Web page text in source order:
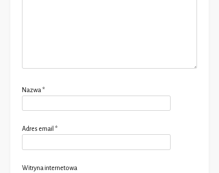
Nazwa *
Adres email *
Witryna internetowa